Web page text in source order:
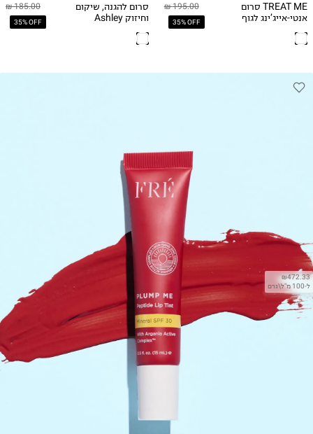
195.00 ₪
35% OFF
TREAT ME סרום
אנטי-אייג’ינג לגוף
185.00 ₪
35% OFF
סרום להגנה, שיקום
וחיזוק Ashley
₪472.33
ל-100 מ"ל\גרם